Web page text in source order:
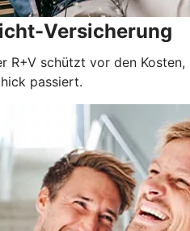
Versicherung
R+V schützt vor den Kosten,
passiert.